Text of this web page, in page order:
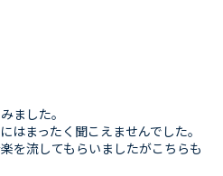
ました。
はまったく聞こえませんでした。
を流してもらいましたがこちらも